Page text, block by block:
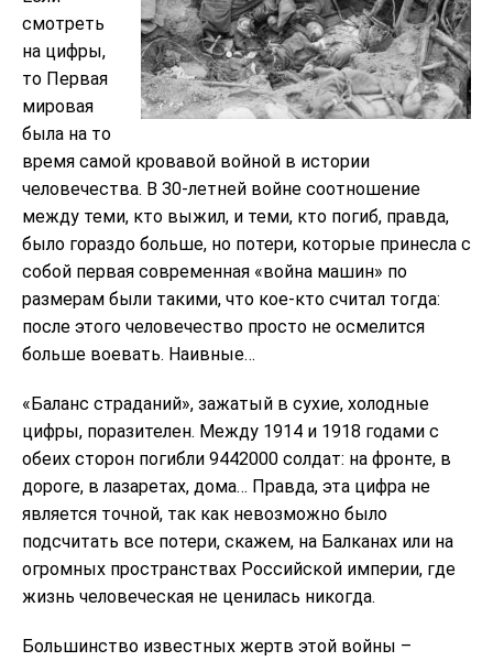
смотреть
на цифры,
то Первая
мировая
была на то
время самой кровавой войной в истории
человечества. В 30-летней войне соотношение
между теми, кто выжил, и теми, кто погиб, правда,
было гораздо больше, но потери, которые принесла с
собой первая современная «война машин» по
размерам были такими, что кое-кто считал тогда:
после этого человечество просто не осмелится
больше воевать. Наивные…
«Баланс страданий», зажатый в сухие, холодные
цифры, поразителен. Между 1914 и 1918 годами с
обеих сторон погибли 9442000 солдат: на фронте, в
дороге, в лазаретах, дома… Правда, эта цифра не
является точной, так как невозможно было
подсчитать все потери, скажем, на Балканах или на
огромных пространствах Российской империи, где
жизнь человеческая не ценилась никогда.
Большинство известных жертв этой войны –